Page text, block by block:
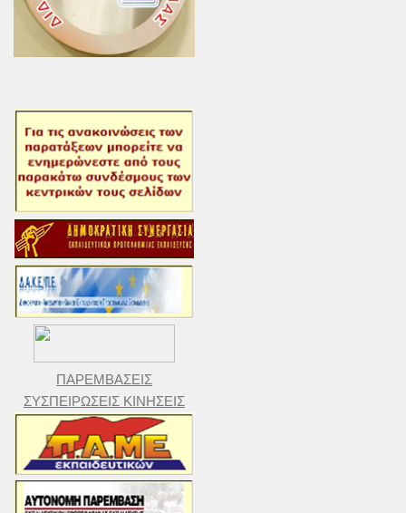
ΠΑΡΕΜΒΑΣΕΙΣ
ΣΥΣΠΕΙΡΩΣΕΙΣ ΚΙΝΗΣΕΙΣ